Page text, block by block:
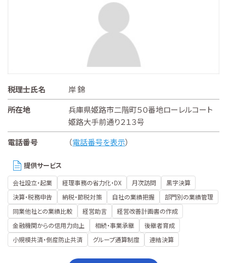
税理士氏名
岸 錦
所在地
兵庫県姫路市二階町５０番地ローレルコート
姫路大手前通り２１３号
電話番号
（電話番号を表示）
提供サービス
会社設立・起業 経理事務の省力化・DX 月次訪問
黒字決算
決算・税務申告
納税・節税対策 自社の業績把握
部門別の業績管理
同業他社との業績比較
経営助言
経営改善計画書の作成
金融機関からの信用力向上
相続・事業承継
後継者育成
小規模共済・倒産防止共済
グループ通算制度 連結決算